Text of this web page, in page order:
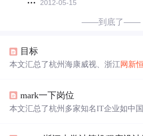
2012-05-15
——到底了——
目标
本文汇总了杭州海康威视、浙江网新
对软件质量进行评估的工作内容。
mark一下岗位
本文汇总了杭州多家知名IT企业如中国